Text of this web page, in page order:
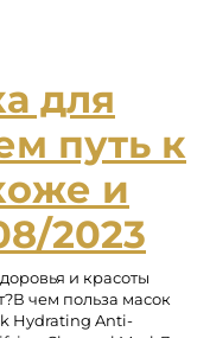
для
путь к
и
2023
и красоты
чем польза масок
Hydrating Anti-